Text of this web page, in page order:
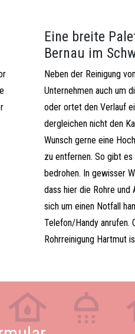
Eine breite
Bernau im
Neben der Reinigung
Unternehmen auch um
oder ortet den Verlauf
dergleichen nicht den
Wunsch gerne eine
zu entfernen. So gibt
bedrohen. In gewisser
dass hier die Rohre und
sich um einen Notfall
Telefon/Handy anrufen.
Rohrreinigung Hartmut